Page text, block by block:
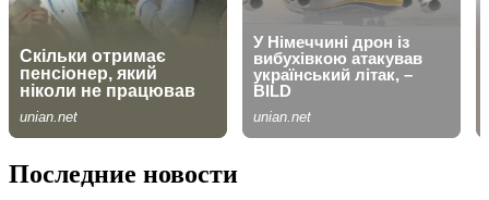
Последние новости